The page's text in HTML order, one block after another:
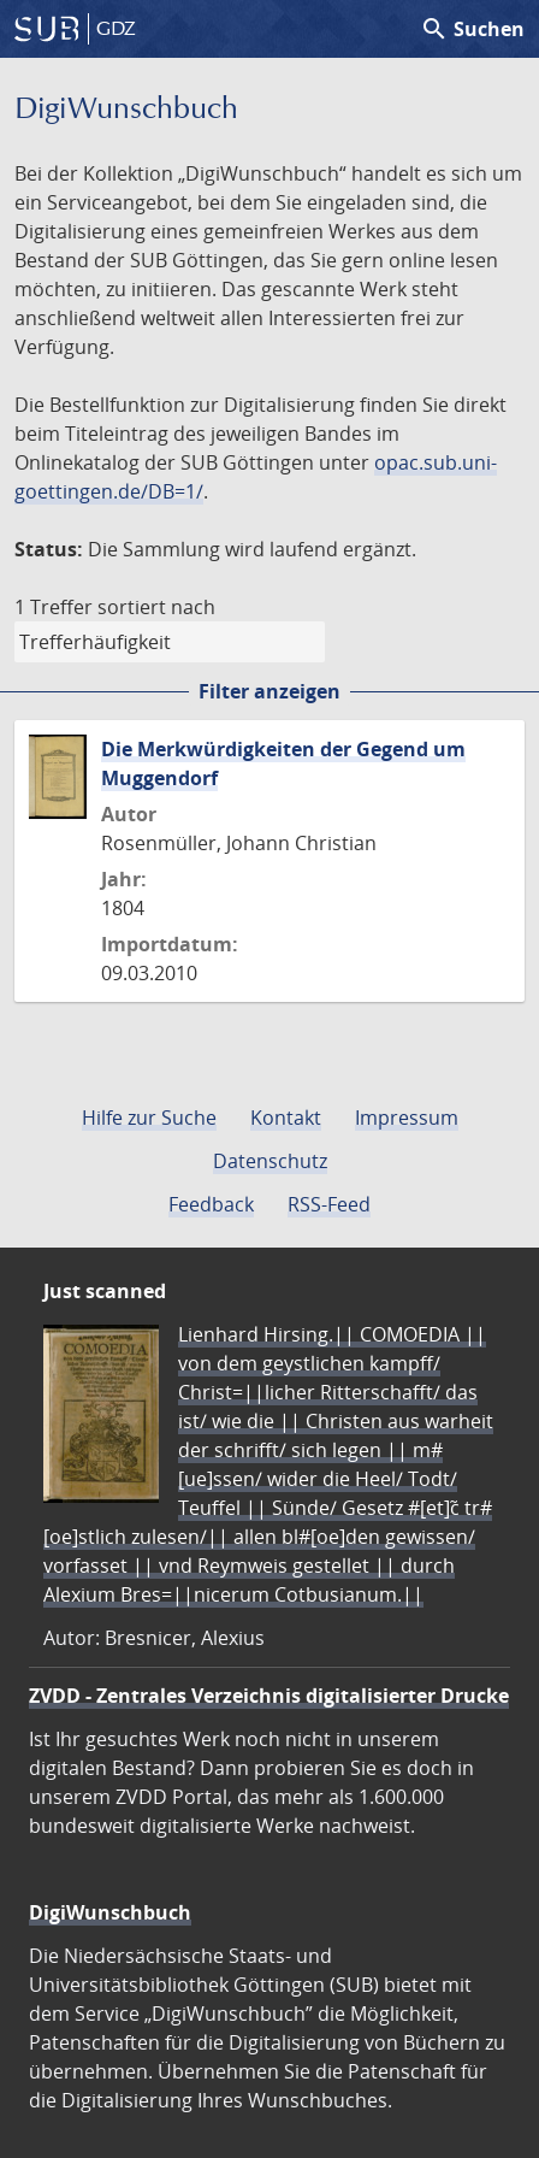
GDZ search Suchen
DigiWunschbuch
Bei der Kollektion „DigiWunschbuch“ handelt es sich um
ein Serviceangebot, bei dem Sie eingeladen sind, die
Digitalisierung eines gemeinfreien Werkes aus dem
Bestand der SUB Göttingen, das Sie gern online lesen
möchten, zu initiieren. Das gescannte Werk steht
anschließend weltweit allen Interessierten frei zur
Verfügung.
Die Bestellfunktion zur Digitalisierung finden Sie direkt
beim Titeleintrag des jeweiligen Bandes im
Onlinekatalog der SUB Göttingen unter opac.sub.uni-
goettingen.de/DB=1/.
Status: Die Sammlung wird laufend ergänzt.
1 Treffer sortiert nach
Filter anzeigen
Die Merkwürdigkeiten der Gegend um
Muggendorf
Autor
Rosenmüller, Johann Christian
Jahr:
1804
Importdatum:
09.03.2010
Hilfe zur Suche Kontakt
Impressum
Datenschutz
Feedback
RSS-Feed
Just scanned
Lienhard Hirsing.|| COMOEDIA ||
von dem geystlichen kampff/
Christ=||licher Ritterschafft/ das
ist/ wie die || Christen aus warheit
der schrifft/ sich legen || m#
[ue]ssen/ wider die Heel/ Todt/
Teuffel || Sünde/ Gesetz #[et]c̃ tr#
[oe]stlich zulesen/|| allen bl#[oe]den gewissen/
vorfasset || vnd Reymweis gestellet || durch
Alexium Bres=||nicerum Cotbusianum.||
Autor: Bresnicer, Alexius
ZVDD - Zentrales Verzeichnis digitalisierter Drucke
Ist Ihr gesuchtes Werk noch nicht in unserem
digitalen Bestand? Dann probieren Sie es doch in
unserem ZVDD Portal, das mehr als 1.600.000
bundesweit digitalisierte Werke nachweist.
DigiWunschbuch
Die Niedersächsische Staats- und
Universitätsbibliothek Göttingen (SUB) bietet mit
dem Service „DigiWunschbuch” die Möglichkeit,
Patenschaften für die Digitalisierung von Büchern zu
übernehmen. Übernehmen Sie die Patenschaft für
die Digitalisierung Ihres Wunschbuches.